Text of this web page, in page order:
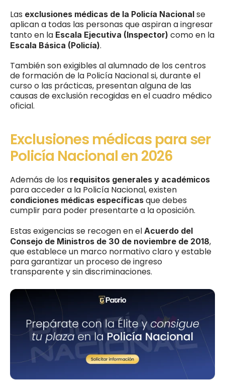
Las exclusiones médicas de la Policía Nacional se
aplican a todas las personas que aspiran a ingresar
tanto en la Escala Ejecutiva (Inspector)
Escala Básica (Policía).
También son exigibles al alumnado de los centros
de formación de la Policía Nacional si, durante el
curso o las prácticas, presentan alguna de las
causas de exclusión recogidas en el cuadro médico
oficial.
Exclusiones médicas para ser
Policía Nacional en 2026
Además de los requisitos generales y académicos
condiciones médicas específicas que debes
cumplir para poder presentarte a la oposición.
Estas exigencias se recogen en el Acuerdo del
Consejo de Ministros de 30 de noviembre de 2018,
que establece un marco normativo claro y estable
para garantizar un proceso de ingreso
transparente y sin discriminaciones.